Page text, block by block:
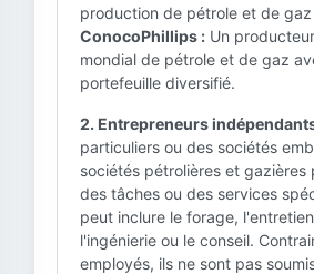
production de pétrole et de
ConocoPhillips : Un
mondial de pétrole et de gaz
portefeuille diversifié.
2. Entrepreneurs
particuliers ou des sociétés
sociétés pétrolières et gazières
des tâches ou des services
peut inclure le forage,
l'ingénierie ou le conseil.
employés, ils ne sont pas